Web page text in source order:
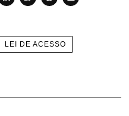
LEI DE ACESSO